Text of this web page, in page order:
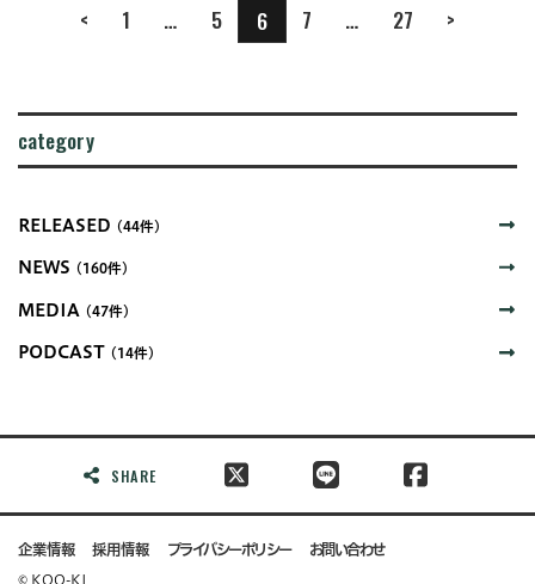
< Previous
1 … 5 6 7 … 27 >
category
RELEASED (44件)
NEWS (160件)
MEDIA (47件)
PODCAST (14件)
SHARE
企業情報 採用情報 プライバシーポリシー お問い合わせ
© KOO-KI